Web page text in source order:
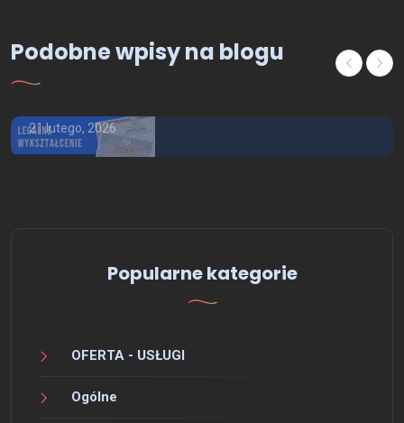
Podobne wpisy na blogu
Ogólne
Kupię dyplom doktorski
21 lutego, 2026
Popularne kategorie
OFERTA - USŁUGI
Ogólne